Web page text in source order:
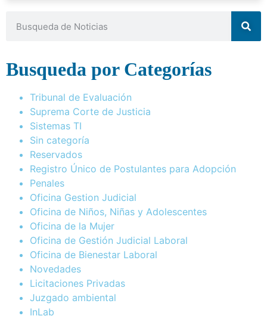
Busqueda por Categorías
Tribunal de Evaluación
Suprema Corte de Justicia
Sistemas TI
Sin categoría
Reservados
Registro Único de Postulantes para Adopción
Penales
Oficina Gestion Judicial
Oficina de Niños, Niñas y Adolescentes
Oficina de la Mujer
Oficina de Gestión Judicial Laboral
Oficina de Bienestar Laboral
Novedades
Licitaciones Privadas
Juzgado ambiental
InLab